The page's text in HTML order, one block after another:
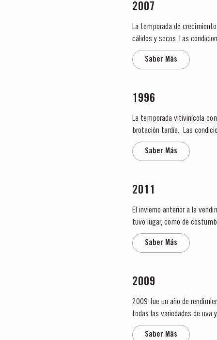
2007
La temporada de
cálidos y secos. Las condiciones de humedad continuaron en la primavera y a principios del verano, con temperaturas medias
inferiores combinadas con
Saber Más
1996
La temporada vitivinícola
brotación
Saber Más
2011
El invierno anterior a la
tuvo lugar, como de
crecimiento vigoroso. A...
Saber Más
2009
2009 fue un año de
todas las variedades de uva y en parte al verano muy
habitual. El desborre ocurrió
Saber Más